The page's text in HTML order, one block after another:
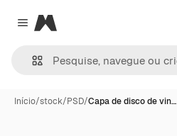
Close menu
Magnific
Início/stock/PSD/Capa de disco de vin…